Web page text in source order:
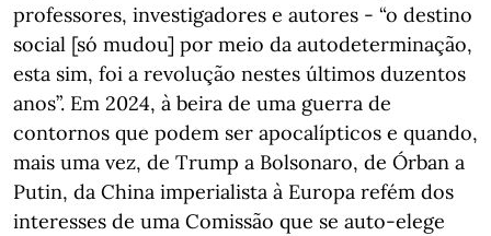
professores, investigadores e autores - “o destino
social [só mudou] por meio da autodeterminação,
esta sim, foi a revolução nestes últimos duzentos
anos”. Em 2024, à beira de uma guerra de
contornos que podem ser apocalípticos e quando,
mais uma vez, de Trump a Bolsonaro, de Órban a
Putin, da China imperialista à Europa refém dos
interesses de uma Comissão que se auto-elege